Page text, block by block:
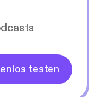
testen